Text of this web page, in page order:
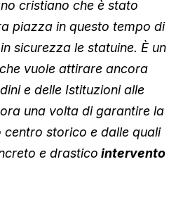
cristiano che è stato
piazza in questo tempo di
sicurezza le statuine. È un
vuole attirare ancora
e delle Istituzioni alle
una volta di garantire la
storico e dalle quali
e drastico intervento